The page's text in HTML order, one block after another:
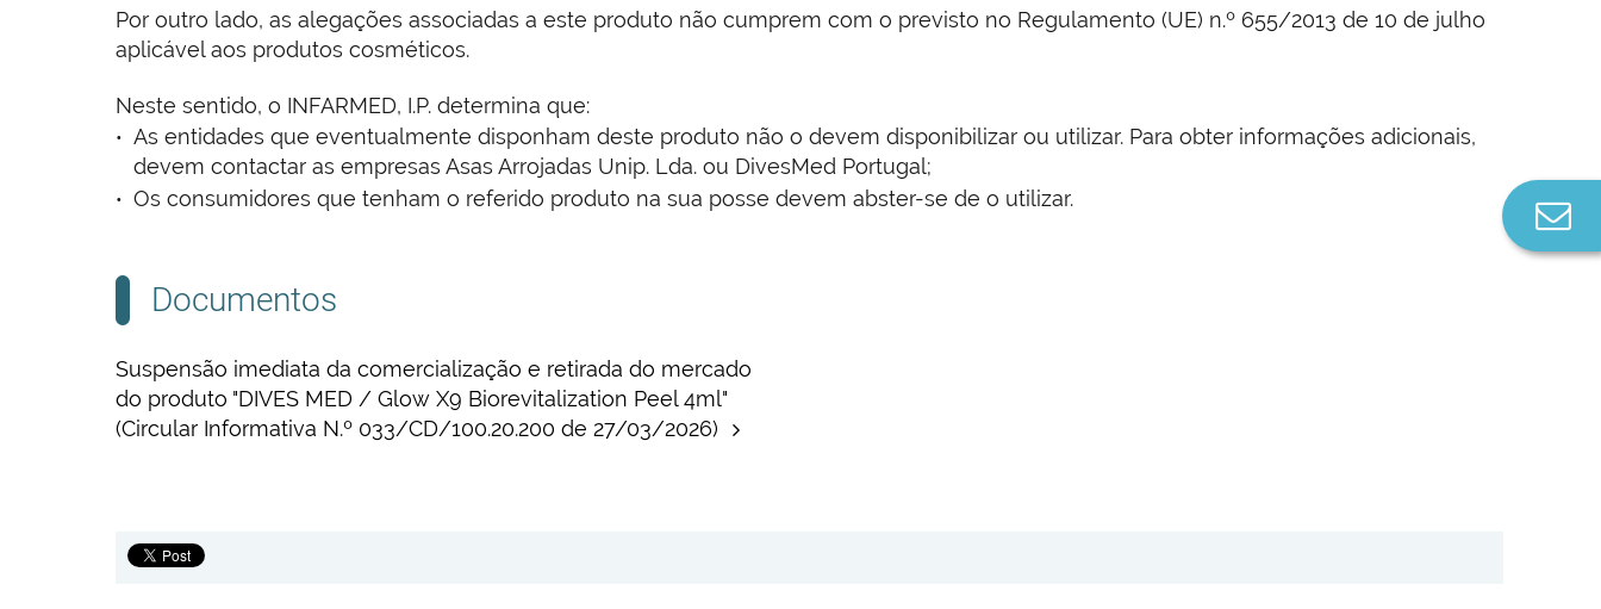
Por outro lado, as alegações associadas a este produto não cumprem com o previsto no Regulamento (UE) n.º 655/2013 de 10 de julho
aplicável aos produtos cosméticos.
Neste sentido, o INFARMED, I.P. determina que:
As entidades que eventualmente disponham deste produto não o devem disponibilizar ou utilizar. Para obter informações adicionais,
devem contactar as empresas Asas Arrojadas Unip. Lda. ou DivesMed Portugal;
Os consumidores que tenham o referido produto na sua posse devem abster-se de o utilizar.
Documentos
Suspensão imediata da comercialização e retirada do mercado
do produto "DIVES MED / Glow X9 Biorevitalization Peel 4ml"
(Circular Informativa N.º 033/CD/100.20.200 de 27/03/2026)